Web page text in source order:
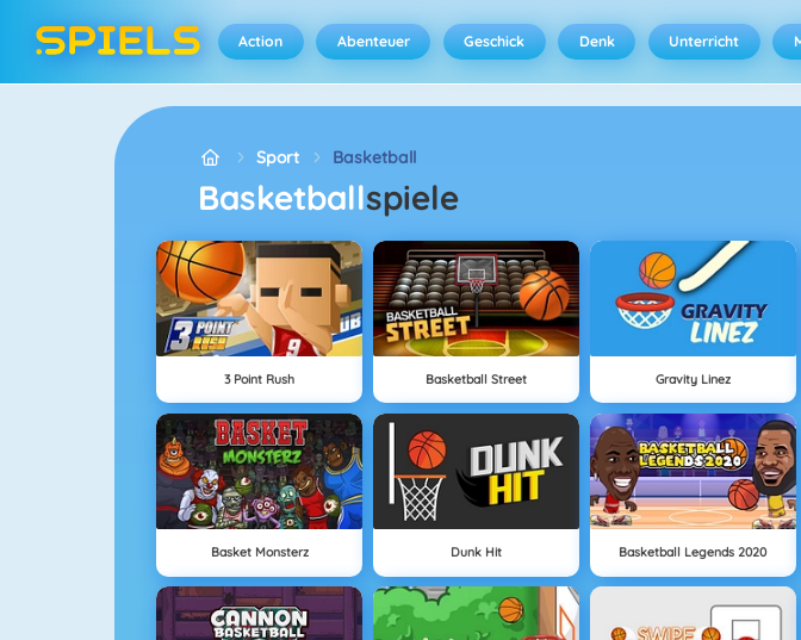
Action Abenteuer Geschick Denk Unterricht
Sport Basketball
Basketballspiele
3 Point Rush Basketball Street Gravity Linez
Basket Monsterz Dunk Hit Basketball Legends 2020